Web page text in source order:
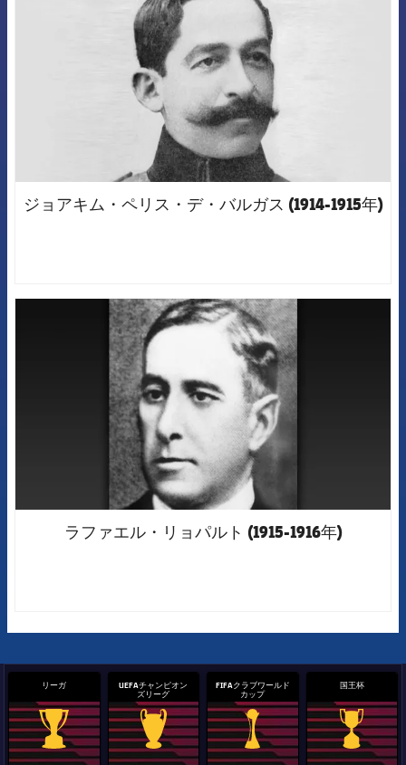
ジョアキム・ペリス・デ・バルガス (1914-1915年)
FCB Barcelona badge
ラファエル・リョパルト (1915-1916年)
リーガ
La Liga trophy
UEFAチャンピオン
ズリーグ
Champions League trophy
FIFAクラブワールド
カップ
label.aria.clubworldcup
国王杯
国王杯